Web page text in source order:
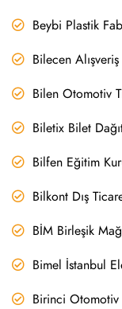
Beybi Plastik
Bilecen
Bilen Otomotiv
Biletix Bilet
Bilfen Eğitim
Bilkont Dış
BİM Birleşik
Bimel İstanbul
Birinci